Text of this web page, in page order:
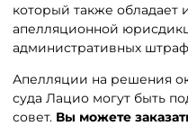
который также обладает
апелляционной
административных
Апелляции на решения
суда Лацио могут быть
совет. Вы можете з